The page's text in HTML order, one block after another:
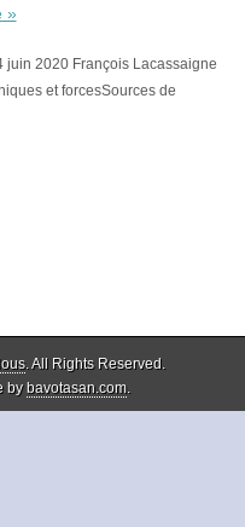
»
2020 François Lacassaigne
et forcesSources de
. All Rights Reserved.
bybavotasan.com.